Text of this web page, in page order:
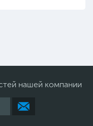
нашей компании